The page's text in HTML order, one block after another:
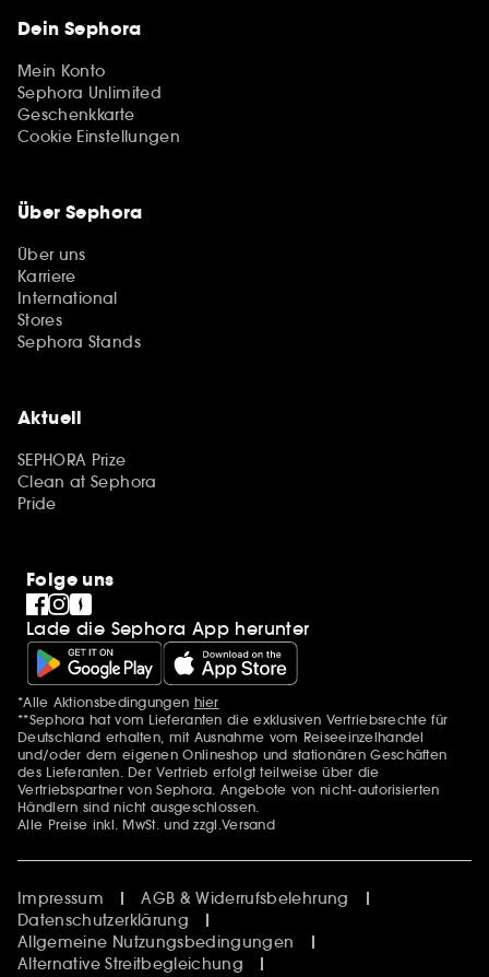
Dein Sephora
Mein Konto
Sephora Unlimited
Geschenkkarte
Cookie Einstellungen
Über Sephora
Über uns
Karriere
International
Stores
Sephora Stands
Aktuell
SEPHORA Prize
Clean at Sephora
Pride
Folge uns
Lade die Sephora App herunter
Zusätzlich Erwähnungen
*Alle Aktionsbedingungen hier
**Sephora hat vom Lieferanten die exklusiven Vertriebsrechte für
Deutschland erhalten, mit Ausnahme vom Reiseeinzelhandel
und/oder dem eigenen Onlineshop und stationären Geschäften
des Lieferanten. Der Vertrieb erfolgt teilweise über die
Vertriebspartner von Sephora. Angebote von nicht-autorisierten
Händlern sind nicht ausgeschlossen.
Alle Preise inkl. MwSt. und zzgl.Versand
Impressum
AGB & Widerrufsbelehrung
Datenschutzerklärung
Allgemeine Nutzungsbedingungen
Alternative Streitbegleichung